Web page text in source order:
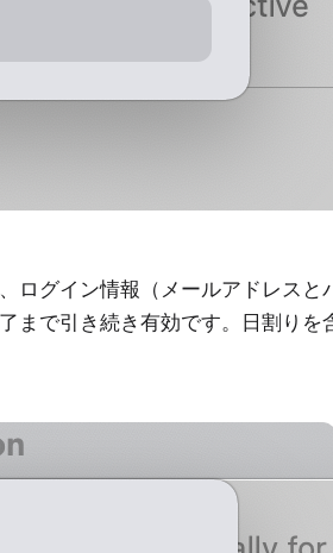
グイン情報（メールアドレスと
まで引き続き有効です。日割りを